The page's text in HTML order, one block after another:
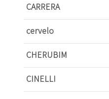
CARRERA
cervelo
CHERUBIM
CINELLI